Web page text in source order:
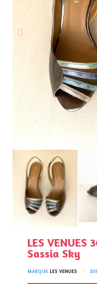
LES VENUES
Sassia Sky
MARQUE LES VENUES